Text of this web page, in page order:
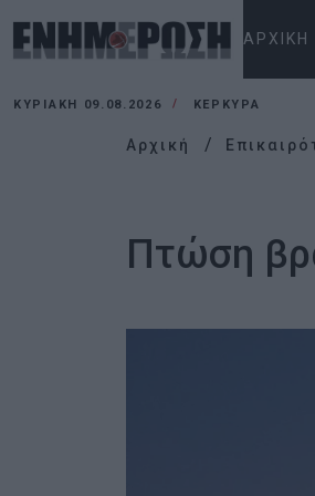
ΑΡΧΙΚΉ
ΚΥΡΙΑΚΉ 09.08.2026 ΚΕΡΚΥΡΑ
Αρχική
Πτώση